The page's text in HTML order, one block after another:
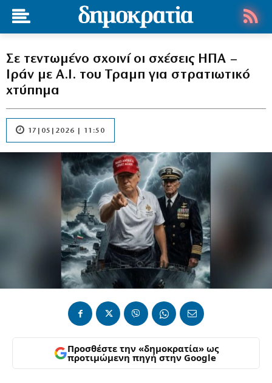
Σε τεντωμένο σχοινί οι σχέσεις ΗΠΑ –
Ιράν με Α.Ι. του Τραμπ για στρατιωτικό
χτύπημα
17|05|2026 | 11:50
Προσθέστε την «δημοκρατία» ως
προτιμώμενη πηγή στην Google